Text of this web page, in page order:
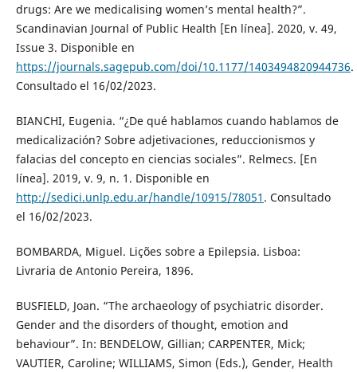
drugs: Are we medicalising women’s mental health?”.
Scandinavian Journal of Public Health [En línea]. 2020, v. 49,
Issue 3. Disponible en
https://journals.sagepub.com/doi/10.1177/1403494820944736.
Consultado el 16/02/2023.
BIANCHI, Eugenia. “¿De qué hablamos cuando hablamos de
medicalización? Sobre adjetivaciones, reduccionismos y
falacias del concepto en ciencias sociales”. Relmecs. [En
línea]. 2019, v. 9, n. 1. Disponible en
http://sedici.unlp.edu.ar/handle/10915/78051 . Consultado
el 16/02/2023.
BOMBARDA, Miguel. Lições sobre a Epilepsia. Lisboa:
Livraria de Antonio Pereira, 1896.
BUSFIELD, Joan. “The archaeology of psychiatric disorder.
Gender and the disorders of thought, emotion and
behaviour”. In: BENDELOW, Gillian; CARPENTER, Mick;
VAUTIER, Caroline; WILLIAMS, Simon (Eds.), Gender, Health